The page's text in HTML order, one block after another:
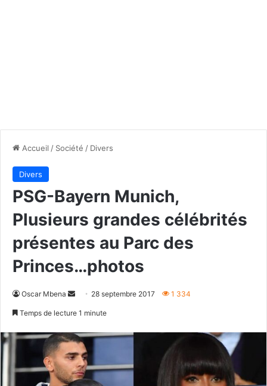
Accueil / Société / Divers
Divers
PSG-Bayern Munich,
Plusieurs grandes célébrités
présentes au Parc des
Princes…photos
Oscar Mbena
Envoyer28 septembre 2017 1 334
Temps de lecture 1 minute